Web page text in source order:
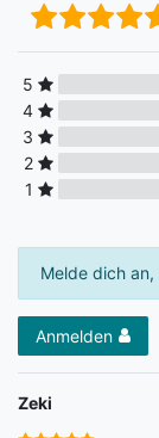
5
4
3
2
1
Melde dich
Anmelden
Zeki